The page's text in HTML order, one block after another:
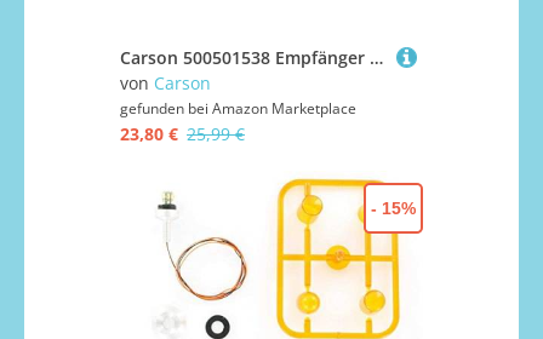
Carson 500501538 Empfänger Reflex Pro 3 Nano 2.4G, Fahrzeug
von Carson
gefunden bei Amazon Marketplace
23,80 € 25,99 €
- 15%